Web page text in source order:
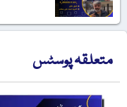
متعلقہ پوسٹس